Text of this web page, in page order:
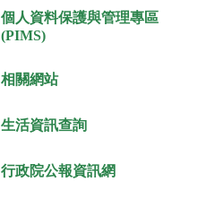
個人資料保護與管理專區
(PIMS)
相關網站
生活資訊查詢
行政院公報資訊網